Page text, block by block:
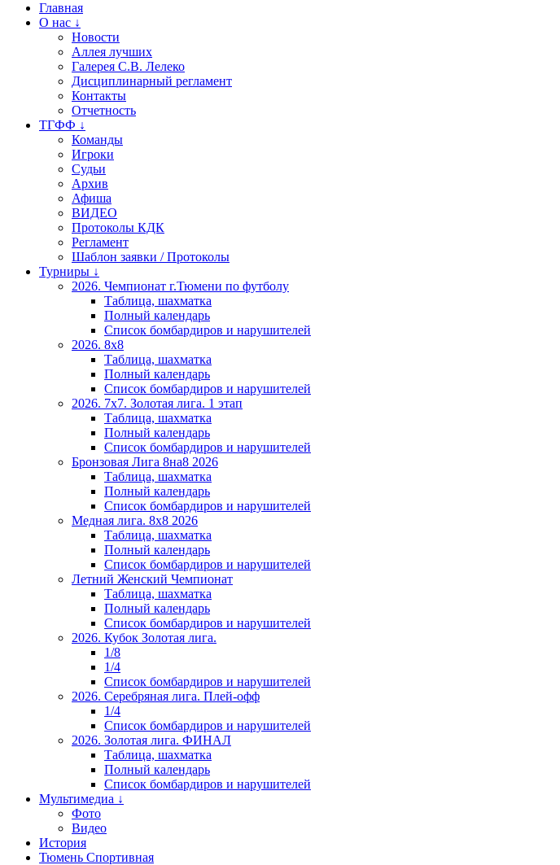
Главная
О нас ↓
Новости
Аллея лучших
Галерея С.В. Лелеко
Дисциплинарный регламент
Контакты
Отчетность
ТГФФ ↓
Команды
Игроки
Судьи
Архив
Афиша
ВИДЕО
Протоколы КДК
Регламент
Шаблон заявки / Протоколы
Турниры ↓
2026. Чемпионат г.Тюмени по футболу
Таблица, шахматка
Полный календарь
Список бомбардиров и нарушителей
2026. 8х8
Таблица, шахматка
Полный календарь
Список бомбардиров и нарушителей
2026. 7х7. Золотая лига. 1 этап
Таблица, шахматка
Полный календарь
Список бомбардиров и нарушителей
Бронзовая Лига 8на8 2026
Таблица, шахматка
Полный календарь
Список бомбардиров и нарушителей
Медная лига. 8x8 2026
Таблица, шахматка
Полный календарь
Список бомбардиров и нарушителей
Летний Женский Чемпионат
Таблица, шахматка
Полный календарь
Список бомбардиров и нарушителей
2026. Кубок Золотая лига.
1/8
1/4
Список бомбардиров и нарушителей
2026. Серебряная лига. Плей-офф
1/4
Список бомбардиров и нарушителей
2026. Золотая лига. ФИНАЛ
Таблица, шахматка
Полный календарь
Список бомбардиров и нарушителей
Мультимедиа ↓
Фото
Видео
История
Тюмень Спортивная